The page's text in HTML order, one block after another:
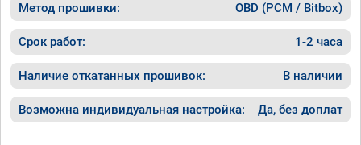
Метод прошивки: OBD (PCM / Bitbox)
Срок работ: 1-2 часа
Наличие откатанных прошивок: В наличии
Возможна индивидуальная настройка: Да, без доплат